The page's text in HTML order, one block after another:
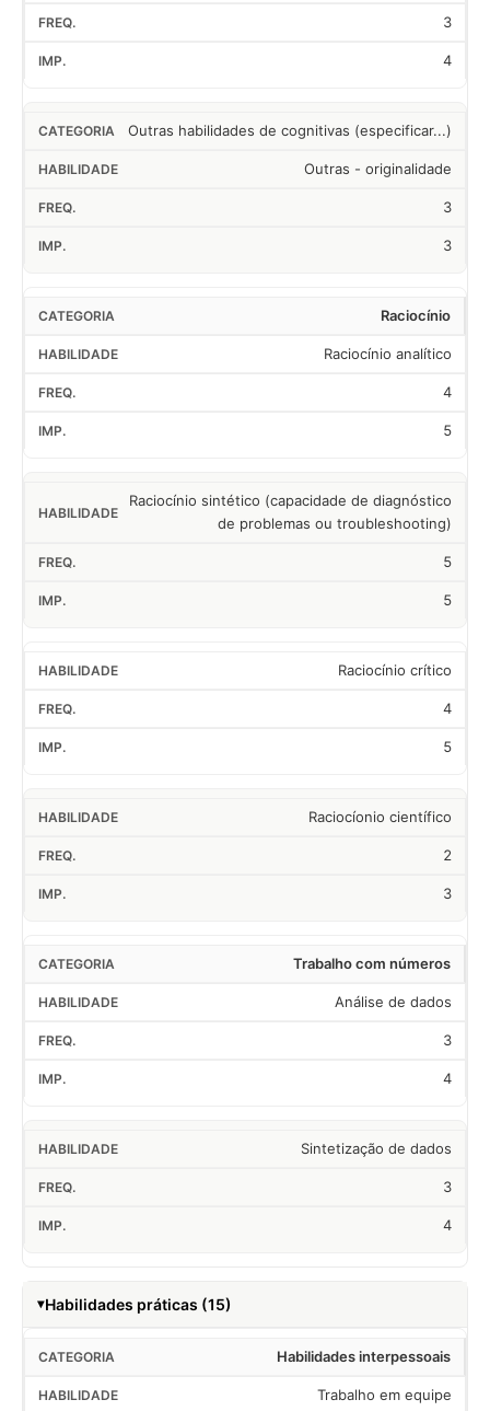
3
4
Outras habilidades de cognitivas (especificar...)
Outras - originalidade
3
3
Raciocínio
Raciocínio analítico
4
5
Raciocínio sintético (capacidade de diagnóstico
de problemas ou troubleshooting)
5
5
Raciocínio crítico
4
5
Raciocíonio científico
2
3
Trabalho com números
Análise de dados
3
4
Sintetização de dados
3
4
Habilidades práticas (15)
Habilidades interpessoais
Trabalho em equipe